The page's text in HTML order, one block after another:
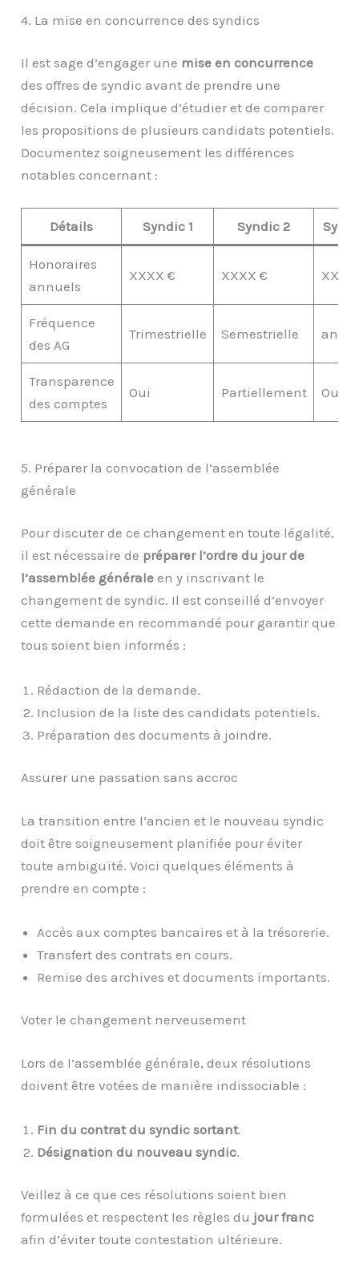
4. La mise en concurrence des syndics
Il est sage d’engager une mise en concurrence
des offres de syndic avant de prendre une
décision. Cela implique d’étudier et de comparer
les propositions de plusieurs candidats potentiels.
Documentez soigneusement les différences
notables concernant :
Détails Syndic 1 Syndic 2
Honoraires
annuels
XXXX € XXXX €
Fréquence
des AG
Trimestrielle Semestrielle
Transparence
des comptes
Oui Partiellement Oui
5. Préparer la convocation de l’assemblée
générale
Pour discuter de ce changement en toute légalité,
il est nécessaire de préparer l’ordre du jour de
l’assemblée générale en y inscrivant le
changement de syndic. Il est conseillé d’envoyer
cette demande en recommandé pour garantir que
tous soient bien informés :
Rédaction de la demande.
Inclusion de la liste des candidats potentiels.
Préparation des documents à joindre.
Assurer une passation sans accroc
La transition entre l’ancien et le nouveau syndic
doit être soigneusement planifiée pour éviter
toute ambiguïté. Voici quelques éléments à
prendre en compte :
Accès aux comptes bancaires et à la trésorerie.
Transfert des contrats en cours.
Remise des archives et documents importants.
Voter le changement nerveusement
Lors de l’assemblée générale, deux résolutions
doivent être votées de manière indissociable :
Fin du contrat du syndic sortant.
Désignation du nouveau syndic.
Veillez à ce que ces résolutions soient bien
formulées et respectent les règles du jour franc
afin d’éviter toute contestation ultérieure.